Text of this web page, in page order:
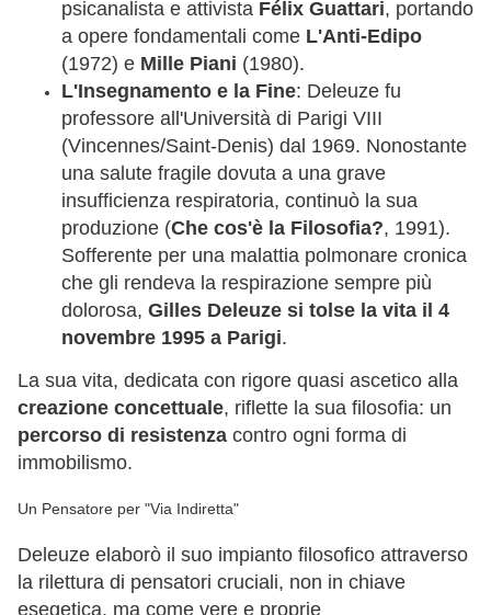
psicanalista e attivista Félix Guattari, portando
a opere fondamentali come L'Anti-Edipo
(1972) e Mille Piani (1980).
L'Insegnamento e la Fine: Deleuze fu
professore all'Università di Parigi VIII
(Vincennes/Saint-Denis) dal 1969. Nonostante
una salute fragile dovuta a una grave
insufficienza respiratoria, continuò la sua
produzione (Che cos'è la Filosofia?, 1991).
Sofferente per una malattia polmonare cronica
che gli rendeva la respirazione sempre più
dolorosa, Gilles Deleuze si tolse la vita il 4
novembre 1995 a Parigi.
La sua vita, dedicata con rigore quasi ascetico alla
creazione concettuale, riflette la sua filosofia: un
percorso di resistenza contro ogni forma di
immobilismo.
Un Pensatore per "Via Indiretta"
Deleuze elaborò il suo impianto filosofico attraverso
la rilettura di pensatori cruciali, non in chiave
esegetica, ma come vere e proprie